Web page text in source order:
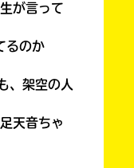
が言って
るのか
、架空の人
天音ちゃ